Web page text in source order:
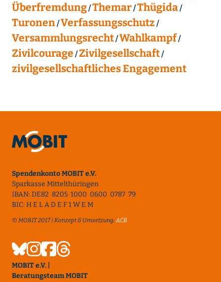
Überfremdung Themar Thügida
Turonen Verfassungsschutz
Versammlungsrecht Wahlkampf
Zivilcourage Zivilgesellschaft
zivilgesellschaftliches Engagement
Spendenkonto MOBIT e.V.
Sparkasse Mittelthüringen
IBAN: DE82 8205 1000 0600 0787 79
BIC: H E L A D E F 1 W E M
© MOBIT 2017 | Konzept & Umsetzung:ACB
MOBIT e.V. |
Beratungsteam MOBIT